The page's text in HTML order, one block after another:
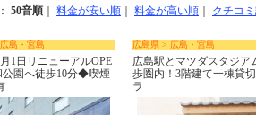
50音順 料金が安い順 料金が高い順 クチコ
島・宮島
1日リニューアルOPE
園へ徒歩10分◆喫煙
広島県 > 広島・宮島
広島駅とマツダスタジア
歩圏内！3階建て一棟貸
ラ